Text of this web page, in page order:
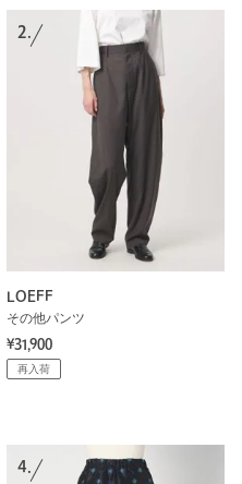
2.
LOEFF
その他パンツ
¥31,900
再入荷
4.